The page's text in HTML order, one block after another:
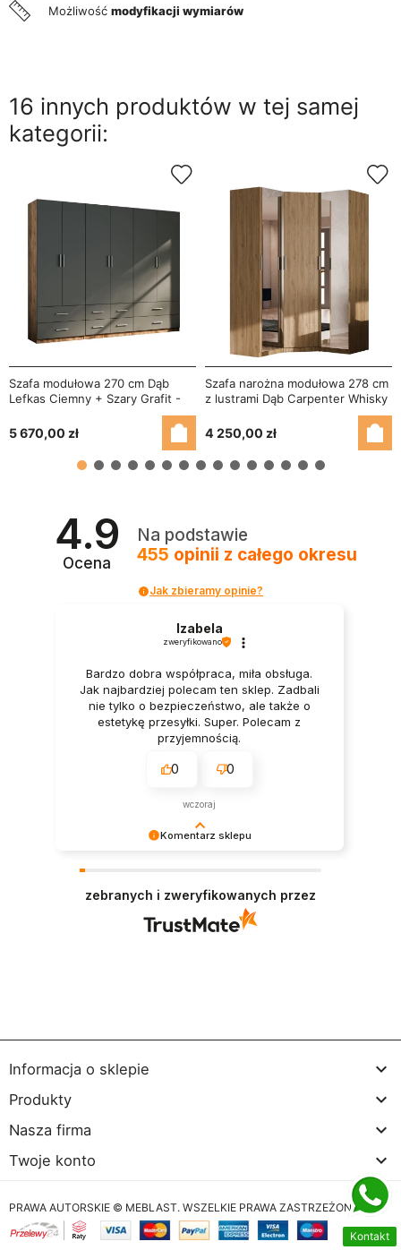
Możliwość modyfikacji wymiarów
16 innych produktów w tej samej
kategorii:
Szafa modułowa 270 cm Dąb
Lefkas Ciemny + Szary Grafit -
Zestaw MAX PremiumSystem
Szaf Modułowych MAX
5 670,00 zł
Szafa narożna modułowa 278 cm
z lustrami Dąb Carpenter Whisky
4 250,00 zł
4.9
Ocena
Na podstawie
455 opinii z całego okresu
Jak zbieramy opinie?
Komentarz sklepu
że jesteśmy na właściwym torze :) Z
pozdrowieniami, obsługa sklepu.
Izabela
zweryfikowano
Bardzo dobra współpraca, miła obsługa.
Jak najbardziej polecam ten sklep. Zadbali
nie tylko o bezpieczeństwo, ale także o
estetykę przesyłki. Super. Polecam z
przyjemnością.
0 0
wczoraj
zebranych i zweryfikowanych przez
Informacja o sklepie 
Produkty 
Nasza firma 
Twoje konto 
Kontakt
PRAWA AUTORSKIE © MEBLAST. WSZELKIE PRAWA ZASTRZEŻONE